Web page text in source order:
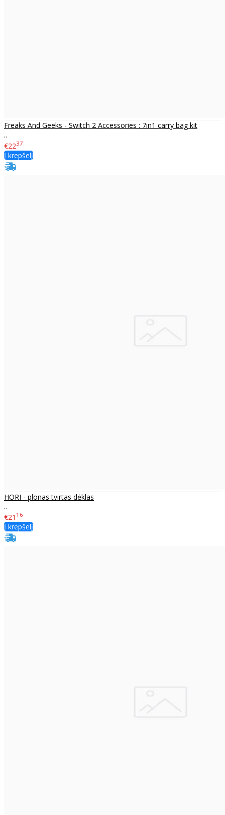
Freaks And Geeks - Switch 2 Accessories : 7in1 carry bag kit
..
€2237
Į krepšelį
HORI - plonas tvirtas dėklas
..
€21 16
Į krepšelį